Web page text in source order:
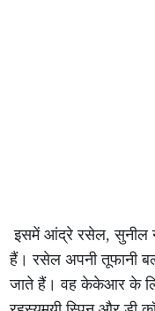
इसमें आंद्रे रसेल, सुनील
हैं। रसेल अपनी तूफानी
जाते हैं। वह केकेआर के